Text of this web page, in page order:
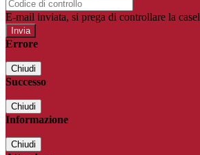
E-mail inviata, si prega di controllare la
Errore
Chiudi
Successo
Chiudi
Informazione
Chiudi